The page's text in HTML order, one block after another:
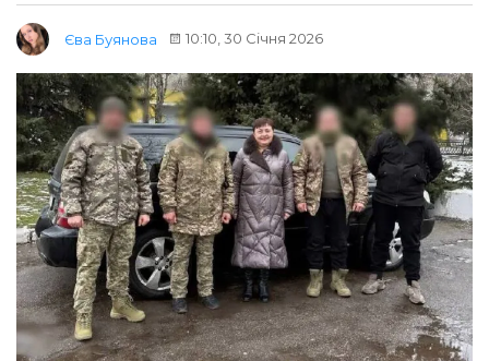
Єва Буянова 10:10, 30 Січня 2026